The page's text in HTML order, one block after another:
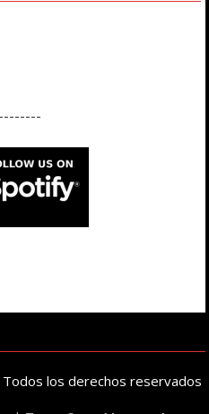
los derechos reservados